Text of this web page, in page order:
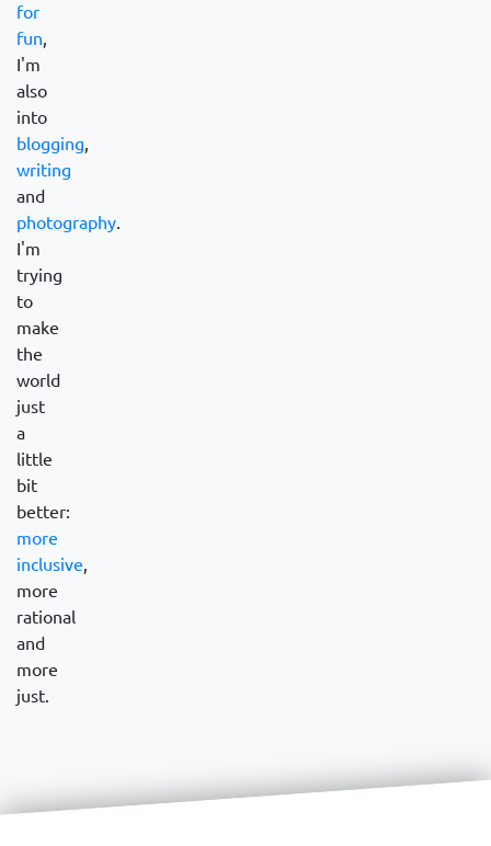
for
fun,
I'm
also
into
blogging,
writing
and
photography.
I'm
trying
to
make
the
world
just
a
little
bit
better:
more
inclusive,
more
rational
and
more
just.